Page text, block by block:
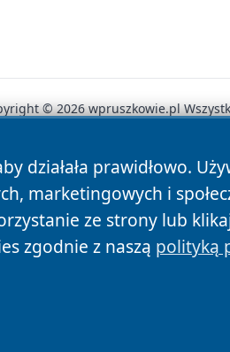
działała prawidłowo.
marketingowych i
ze strony lub
zgodnie z naszą polityką
© 2026 wpruszkowie.pl
Autorzy Polityka